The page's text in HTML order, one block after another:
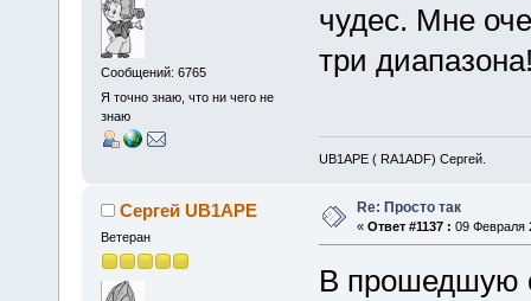
Сообщений: 6765
Я точно знаю, что ни чего не
знаю
чудес. Мне
три
UB1APE ( RA1ADF) Сергей.
Сергей UB1APE
Ветеран
Re: Просто так
« Ответ #1137 : 09 Февраля
В прошедшую